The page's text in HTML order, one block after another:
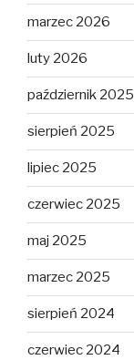
marzec 2026
luty 2026
październik 2025
sierpień 2025
lipiec 2025
czerwiec 2025
maj 2025
marzec 2025
sierpień 2024
czerwiec 2024